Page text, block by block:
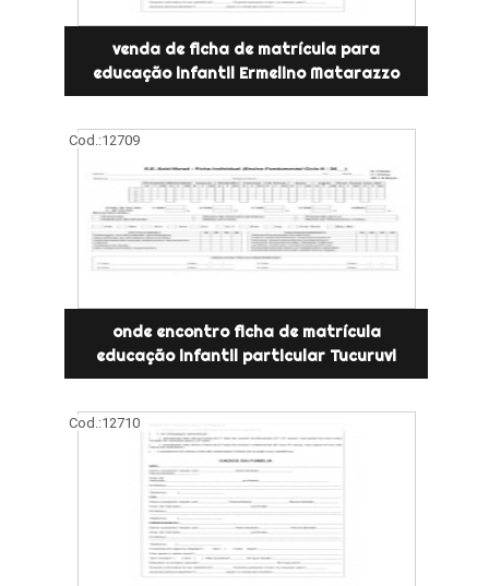
venda de ficha de matrícula para
educação infantil Ermelino Matarazzo
Cod.:12709
onde encontro ficha de matrícula
educação infantil particular Tucuruvi
Cod.:12710